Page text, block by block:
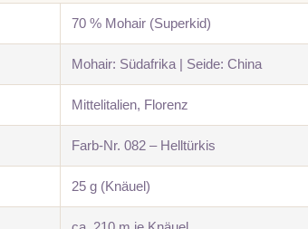
70 % Mohair (Superkid)
Mohair: Südafrika | Seide: China
Mittelitalien, Florenz
Farb-Nr. 082 – Helltürkis
25 g (Knäuel)